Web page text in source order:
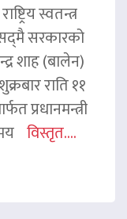
स्वतन्त्र
सरकारको
शाह (बालेन)
राति ११
प्रधानमन्त्री
विस्तृत....